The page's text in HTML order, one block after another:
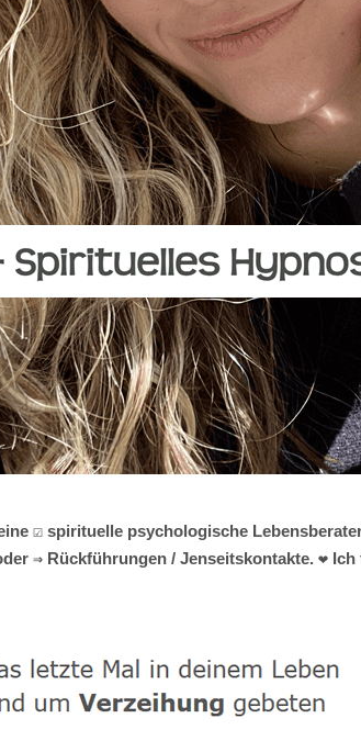
☑️ spirituelle psychologische
⇒ Rückführungen / Jenseitskontakte. ❤